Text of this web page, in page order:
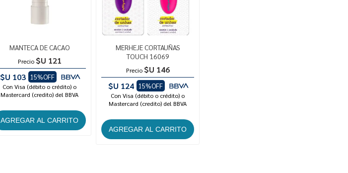
MANTECA DE CACAO
Precio $U 121
$U 103
15%OFF
Con Visa (débito o crédito) o
Mastercard (credito) del BBVA
MERHEJE CORTAUÑAS
TOUCH 16069
Precio $U 146
$U 124
15%OFF
Con Visa (débito o crédito) o
Mastercard (credito) del BBVA